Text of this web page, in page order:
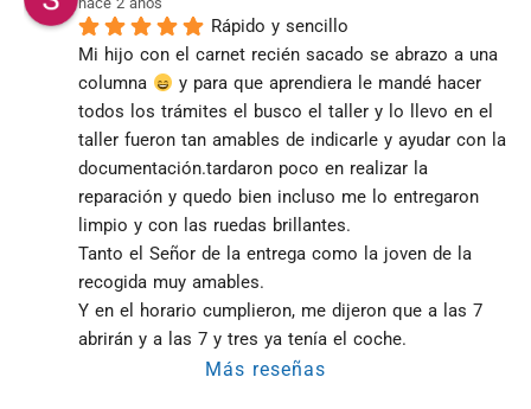
Rápido y sencillo
Mi hijo con el carnet recién sacado se abrazo a una
columna
y para que aprendiera le mandé hacer
todos los trámites el busco el taller y lo llevo en el
taller fueron tan amables de indicarle y ayudar con la
documentación.tardaron poco en realizar la
reparación y quedo bien incluso me lo entregaron
limpio y con las ruedas brillantes.
Tanto el Señor de la entrega como la joven de la
recogida muy amables.
Y en el horario cumplieron, me dijeron que a las 7
abrirán y a las 7 y tres ya tenía el coche.
Más reseñas